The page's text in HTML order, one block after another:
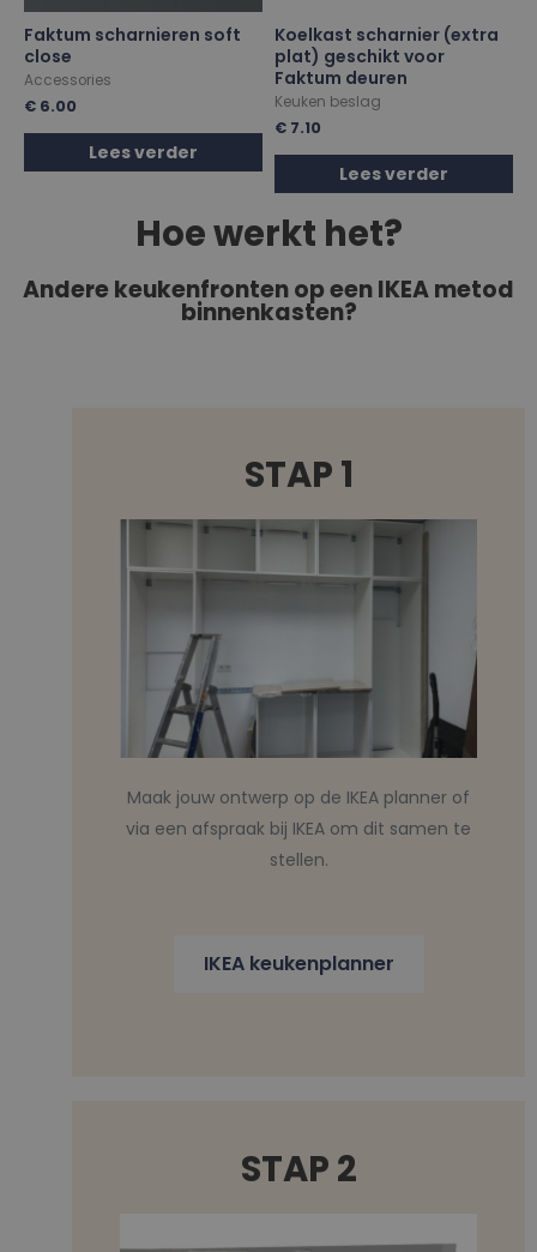
Faktum scharnieren soft
close
Accessories
€ 6.00
Lees verder
Koelkast scharnier (extra
plat) geschikt voor
Faktum deuren
Keuken beslag
€ 7.10
Lees verder
Hoe werkt het?
Andere keukenfronten op een IKEA metod
binnenkasten?
STAP 1
Maak jouw ontwerp op de IKEA planner of
via een afspraak bij IKEA om dit samen te
stellen.
IKEA keukenplanner
STAP 2